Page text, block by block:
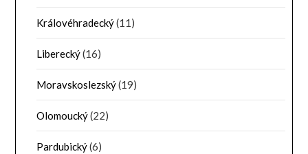
Královéhradecký(11)
Liberecký(16)
Moravskoslezský(19)
Olomoucký(22)
Pardubický(6)